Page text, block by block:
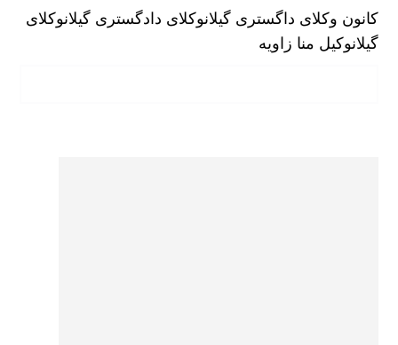
کانون وکلای داگستری گیلانوکلای دادگستری گیلانوکلای
گیلانوکیل منا زاویه